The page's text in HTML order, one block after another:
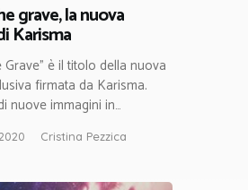
grave, la nuova
Karisma
è il titolo della nuova
firmata da Karisma.
nuove immagini in…
Cristina Pezzica